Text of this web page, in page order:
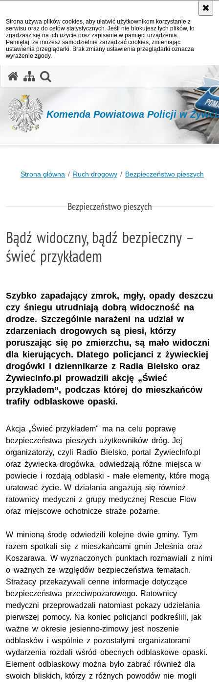
Strona używa plików cookies, aby ułatwić użytkownikom korzystanie z
serwisu oraz do celów statystycznych. Jeśli nie blokujesz tych plików, to
zgadzasz się na ich użycie oraz zapisanie w pamięci urządzenia.
Pamiętaj, że możesz samodzielnie zarządzać cookies, zmieniając
ustawienia przeglądarki. Brak zmiany ustawienia przeglądarki oznacza
wyrażenie zgody.
Komenda Powiatowa Policji w
Strona główna Ruch drogowy Bezpieczeństwo pieszych
Bezpieczeństwo pieszych
Bądź widoczny, bądź bezpieczny –
świeć przykładem
Szybko zapadający zmrok, mgły, opady deszczu
czy śniegu utrudniają dobrą widoczność na
drodze. Szczególnie narażeni na udział w
zdarzeniach drogowych są piesi, którzy
poruszając się po zmierzchu, są mało widoczni
dla kierujących. Dlatego policjanci z żywieckiej
drogówki i dziennikarze z Radia Bielsko oraz
ŻywiecInfo.pl prowadzili akcję „Świeć
przykładem”, podczas której do mieszkańców
trafiły odblaskowe opaski.
Akcja „Świeć przykładem" ma na celu poprawę
bezpieczeństwa pieszych użytkowników dróg. Jej
organizatorzy, czyli Radio Bielsko, portal ŻywiecInfo.pl
oraz żywiecka drogówka, odwiedzają różne miejsca w
powiecie i rozdają odblaski - małe elementy, które mogą
uratować życie. W działania angażują się również
ratownicy medyczni z grupy medycznej Rescue Flow
oraz miejscowe ochotnicze straże pożarne.
W minioną środę odwiedzili kolejne dwie gminy. Tym
razem spotkali się z mieszkańcami gmin Jeleśnia oraz
Koszarawa. W wyznaczonych punktach rozmawiali z nimi
o ważnych ze względów bezpieczeństwa tematach.
Strażacy przekazywali cenne informacje dotyczące
bezpieczeństwa przeciwpożarowego. Ratownicy
medyczni przeprowadzali natomiast pokazy udzielania
pierwszej pomocy. Na koniec policjanci podkreślili, jak
ważne w okresie jesienno-zimowy jest noszenie
odblasków i wspólnie z pozostałymi organizatorami
wydarzenia rozdali wśród obecnych odblaskowe opaski.
Element odblaskowy można było zabrać również dla
swoich bliskich, którzy z różnych powodów nie mogli